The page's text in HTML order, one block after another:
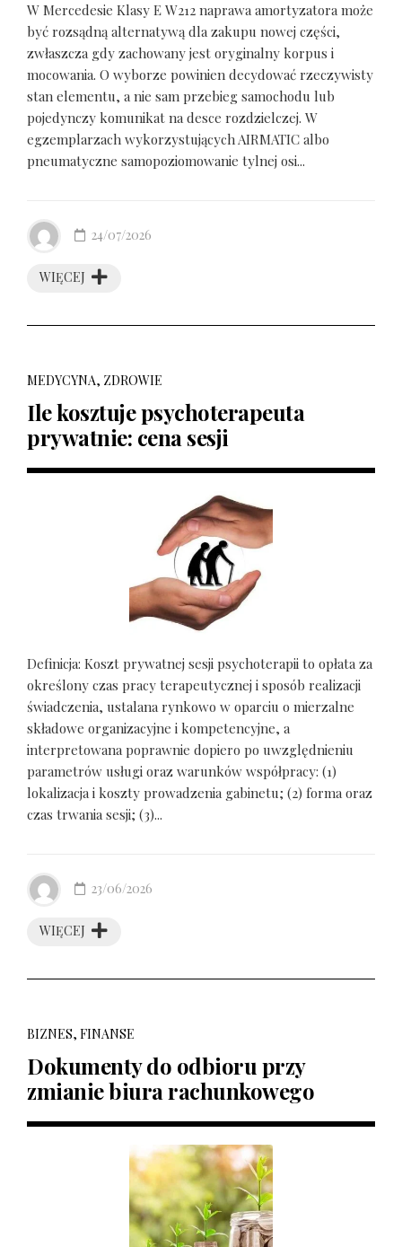
W Mercedesie Klasy E W212 naprawa amortyzatora może
być rozsądną alternatywą dla zakupu nowej części,
zwłaszcza gdy zachowany jest oryginalny korpus i
mocowania. O wyborze powinien decydować rzeczywisty
stan elementu, a nie sam przebieg samochodu lub
pojedynczy komunikat na desce rozdzielczej. W
egzemplarzach wykorzystujących AIRMATIC albo
pneumatyczne samopoziomowanie tylnej osi...
WIĘCEJ
24/07/2026
MEDYCYNA, ZDROWIE
Ile kosztuje psychoterapeuta
prywatnie: cena sesji
Definicja: Koszt prywatnej sesji psychoterapii to opłata za
określony czas pracy terapeutycznej i sposób realizacji
świadczenia, ustalana rynkowo w oparciu o mierzalne
składowe organizacyjne i kompetencyjne, a
interpretowana poprawnie dopiero po uwzględnieniu
parametrów usługi oraz warunków współpracy: (1)
lokalizacja i koszty prowadzenia gabinetu; (2) forma oraz
czas trwania sesji; (3)...
WIĘCEJ
23/06/2026
BIZNES, FINANSE
Dokumenty do odbioru przy
zmianie biura rachunkowego